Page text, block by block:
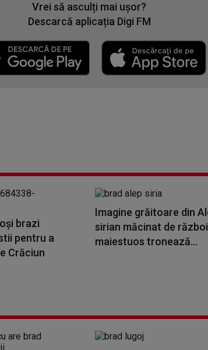
Vrei să asculți mai ușor?
Descarcă aplicația Digi FM
brazi
pentru a
Crăciun
Imagine grăitoare din
sirian măcinat de
maiestuos tronează...